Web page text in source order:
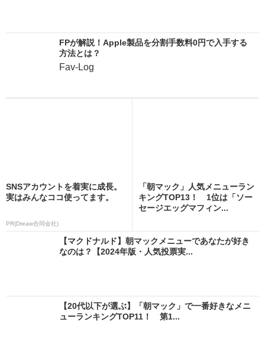
FPが解説！Apple製品を分割手数料0円で入手する
方法とは？
Fav-Log
SNSアカウントを着実に成長。
実はみんなココ使ってます。
PR(Dreaw合同会社)
「朝マック」人気メニューラン
キングTOP13！ 1位は「ソー
セージエッグマフィン...
【マクドナルド】朝マックメニューであなたが好き
なのは？【2024年版・人気投票実...
【20代以下が選ぶ】「朝マック」で一番好きなメニ
ューランキングTOP11！ 第1...